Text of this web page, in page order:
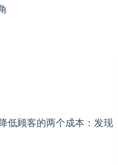
低顾客的两个成本：发现